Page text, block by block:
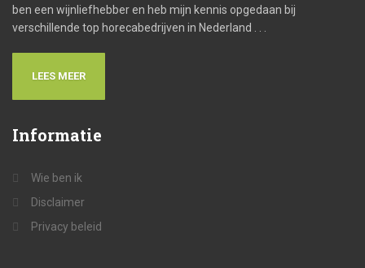
ben een wijnliefhebber en heb mijn kennis opgedaan bij
verschillende top horecabedrijven in Nederland . . .
LEES MEER
Informatie
Wie ben ik
Disclaimer
Privacy beleid